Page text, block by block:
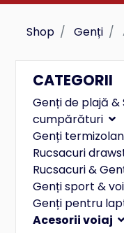
Shop Genți
CATEGORII
Genți de plajă &
cumpărături
Genți
Rucsacuri
Rucsacuri &
Genți sport &
Genți pentru
Acesorii voiaj